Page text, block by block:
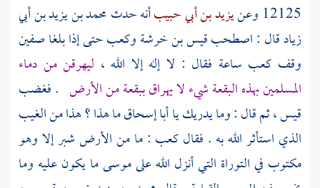
12125 وعن يزيد بن أبي حبيبأنه حدثمحمد بن يزيد بن أبي
زيادقال : اصطحبقيس بن خرشةوكعبحتى إذا بلغاصفين
وقف كعب ساعة فقال : لا إله إلا الله ، ليهرقن من دماء
المسلمين بهذه البقعة شيء لا يهراق ببقعة من الأرض . فغضب
قيس، ثم قال : وما يدريك ياأبا إسحاقما هذا ؟ هذا من الغيب
الذي استأثر الله به . فقالكعب : ما من الأرض شبر إلا وهو
مكتوب في التوراة التي أنزل الله علىموسىما يكون عليه وما